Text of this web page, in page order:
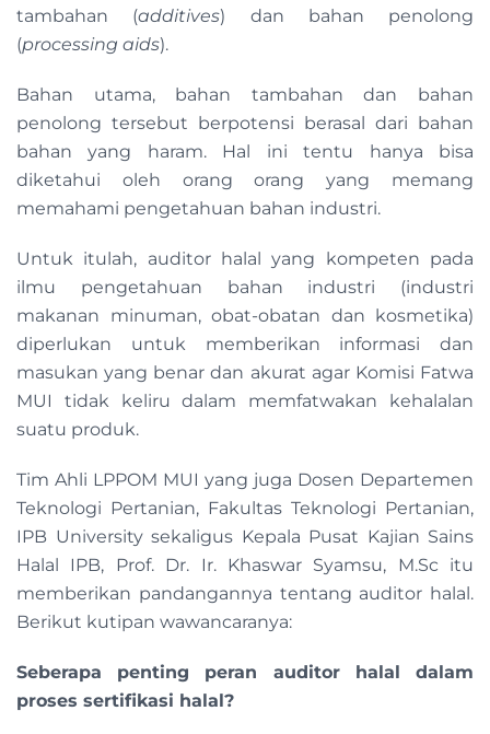
tambahan (additives) dan bahan penolong
(processing aids).
Bahan utama, bahan tambahan dan bahan
penolong tersebut berpotensi berasal dari bahan
bahan yang haram. Hal ini tentu hanya bisa
diketahui oleh orang orang yang memang
memahami pengetahuan bahan industri.
Untuk itulah, auditor halal yang kompeten pada
ilmu pengetahuan bahan industri (industri
makanan minuman, obat-obatan dan kosmetika)
diperlukan untuk memberikan informasi dan
masukan yang benar dan akurat agar Komisi Fatwa
MUI tidak keliru dalam memfatwakan kehalalan
suatu produk.
Tim Ahli LPPOM MUI yang juga Dosen Departemen
Teknologi Pertanian, Fakultas Teknologi Pertanian,
IPB University sekaligus Kepala Pusat Kajian Sains
Halal IPB, Prof. Dr. Ir. Khaswar Syamsu, M.Sc itu
memberikan pandangannya tentang auditor halal.
Berikut kutipan wawancaranya:
Seberapa penting peran auditor halal dalam
proses sertifikasi halal?